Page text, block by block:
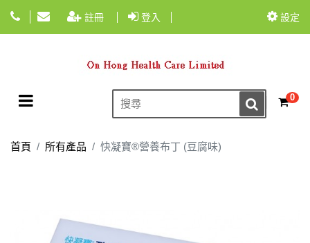
設定
註冊 登入
Toggle navigation 0
首頁 所有產品 快凝寶®營養布丁 (豆腐味)